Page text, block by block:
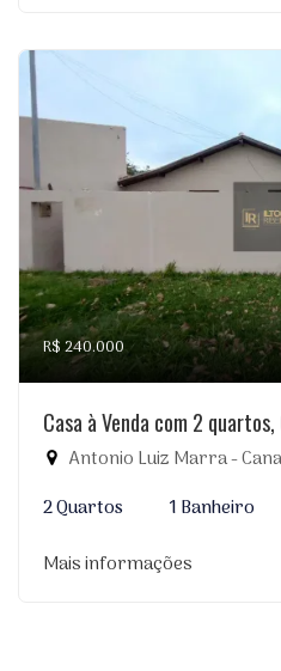
R$ 240.000
Casa à Venda com 2
Antonio Luiz Marra -
2 Quartos
1 Banheiro
Mais informações